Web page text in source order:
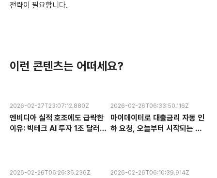
전략이 필요합니다.
이런 콘텐츠는 어떠세요?
2026-02-27T23:07:12.880Z
엔비디아 실적 호조에도 급락한
이유: 빅테크 AI 투자 1조 달러의
2026-02-26T06:33:50.116Z
마이데이터로 대출금리 자동 인
하 요청, 오늘부터 시작되는 금
2026-02-26T06:26:36.236Z 2026-02-26T06:10:39.914Z